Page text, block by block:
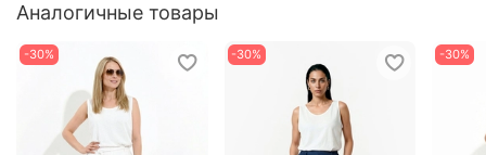
Аналогичные товары
-30% -30% -30%